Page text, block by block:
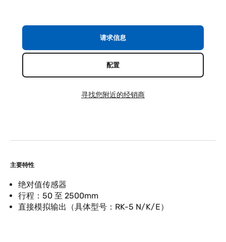
主要特性
绝对值传感器
行程：50 至 2500mm
直接模拟输出（具体型号：RK-5 N/K/E）
请求信息
配置
寻找您附近的经销商